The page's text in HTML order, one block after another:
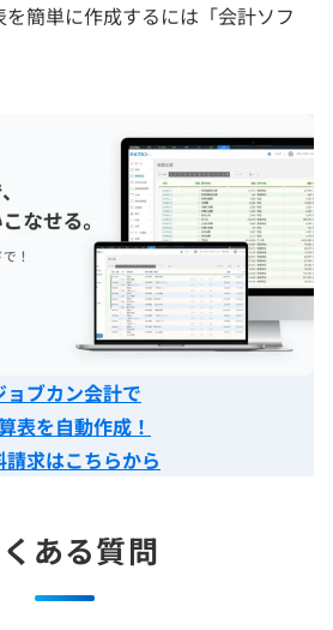
簡単に作成するには「会計ソフ
ョブカン会計で
表を自動作成！
請求はこちらから
ある質問